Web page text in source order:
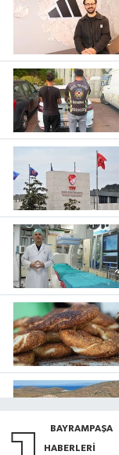
BAYRAMPAŞA
HABERLERI